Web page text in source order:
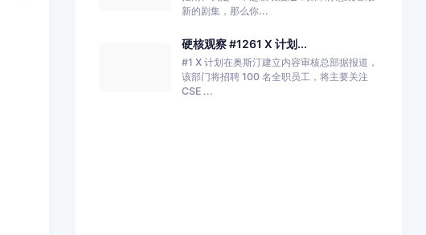
新的剧集，那么你...
硬核观察 #1261 X 计划...
#1 X 计划在奥斯汀建立内容审核总部据报道，
该部门将招聘 100 名全职员工，将主要关注
CSE ...